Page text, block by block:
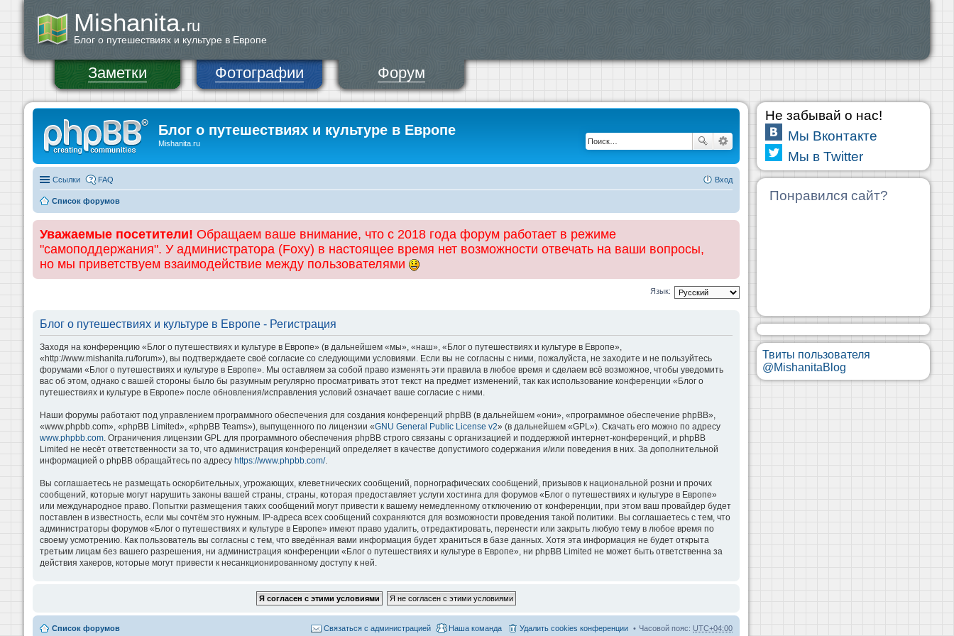
Mishanita.ru
Блог о путешествиях и культуре в Европе
Заметки Фотографии Форум
Блог о путешествиях и культуре в Европе
Mishanita.ru
Ссылки FAQ Вход
Список форумов
Уважаемые посетители! Обращаем ваше внимание, что с 2018 года форум работает в режиме
"самоподдержания". У администратора (Foxy) в настоящее время нет возможности отвечать на ваши вопросы,
но мы приветствуем взаимодействие между пользователями
Язык:
Блог о путешествиях и культуре в Европе - Регистрация
Заходя на конференцию «Блог о путешествиях и культуре в Европе» (в дальнейшем «мы», «наш», «Блог о путешествиях и культуре в Европе»,
«http://www.mishanita.ru/forum»), вы подтверждаете своё согласие со следующими условиями. Если вы не согласны с ними, пожалуйста, не заходите и не пользуйтесь
форумами «Блог о путешествиях и культуре в Европе». Мы оставляем за собой право изменять эти правила в любое время и сделаем всё возможное, чтобы уведомить
вас об этом, однако с вашей стороны было бы разумным регулярно просматривать этот текст на предмет изменений, так как использование конференции «Блог о
путешествиях и культуре в Европе» после обновления/исправления условий означает ваше согласие с ними.
Наши форумы работают под управлением программного обеспечения для создания конференций phpBB (в дальнейшем «они», «программное обеспечение phpBB»,
«www.phpbb.com», «phpBB Limited», «phpBB Teams»), выпущенного по лицензии «GNU General Public License v2» (в дальнейшем «GPL»). Скачать его можно по адресу
www.phpbb.com. Ограничения лицензии GPL для программного обеспечения phpBB строго связаны с организацией и поддержкой интернет-конференций, и phpBB
Limited не несёт ответственности за то, что администрация конференций определяет в качестве допустимого содержания и/или поведения в них. За дополнительной
информацией о phpBB обращайтесь по адресу https://www.phpbb.com/.
Вы соглашаетесь не размещать оскорбительных, угрожающих, клеветнических сообщений, порнографических сообщений, призывов к национальной розни и прочих
сообщений, которые могут нарушить законы вашей страны, страны, которая предоставляет услуги хостинга для форумов «Блог о путешествиях и культуре в Европе»
или международное право. Попытки размещения таких сообщений могут привести к вашему немедленному отключению от конференции, при этом ваш провайдер будет
поставлен в известность, если мы сочтём это нужным. IP-адреса всех сообщений сохраняются для возможности проведения такой политики. Вы соглашаетесь с тем, что
администраторы форумов «Блог о путешествиях и культуре в Европе» имеют право удалить, отредактировать, перенести или закрыть любую тему в любое время по
своему усмотрению. Как пользователь вы согласны с тем, что введённая вами информация будет храниться в базе данных. Хотя эта информация не будет открыта
третьим лицам без вашего разрешения, ни администрация конференции «Блог о путешествиях и культуре в Европе», ни phpBB Limited не может быть ответственна за
действия хакеров, которые могут привести к несанкционированному доступу к ней.
Список форумов Часовой пояс: UTC+04:00
Удалить cookies конференции
Наша команда
Связаться с администрацией
Не забывай о нас!
Мы Вконтакте
Мы в Twitter
Понравился сайт?
Твиты пользователя
@MishanitaBlog